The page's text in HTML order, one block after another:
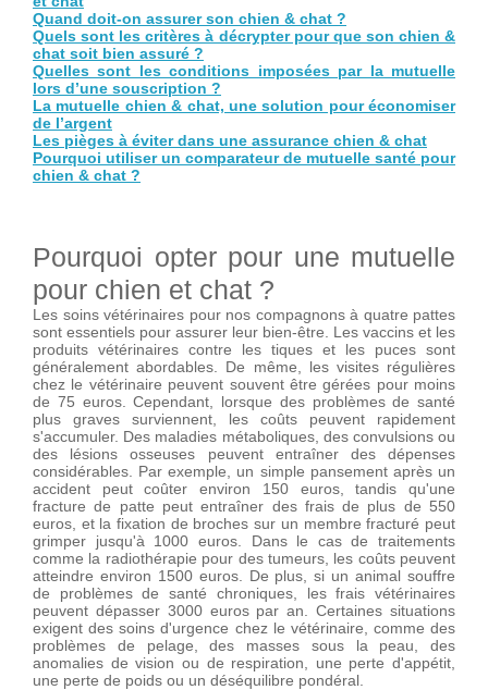
Quand doit-on assurer son chien & chat ?
Quels sont les critères à décrypter pour que son chien &
chat soit bien assuré ?
Quelles sont les conditions imposées par la mutuelle
lors d’une souscription ?
La mutuelle chien & chat, une solution pour économiser
de l’argent
Les pièges à éviter dans une assurance chien & chat
Pourquoi utiliser un comparateur de mutuelle santé pour
chien & chat ?
Pourquoi opter pour une mutuelle
pour chien et chat ?
Les soins vétérinaires pour nos compagnons à quatre pattes
sont essentiels pour assurer leur bien-être. Les vaccins et les
produits vétérinaires contre les tiques et les puces sont
généralement abordables. De même, les visites régulières
chez le vétérinaire peuvent souvent être gérées pour moins
de 75 euros. Cependant, lorsque des problèmes de santé
plus graves surviennent, les coûts peuvent rapidement
s'accumuler. Des maladies métaboliques, des convulsions ou
des lésions osseuses peuvent entraîner des dépenses
considérables. Par exemple, un simple pansement après un
accident peut coûter environ 150 euros, tandis qu'une
fracture de patte peut entraîner des frais de plus de 550
euros, et la fixation de broches sur un membre fracturé peut
grimper jusqu'à 1000 euros. Dans le cas de traitements
comme la radiothérapie pour des tumeurs, les coûts peuvent
atteindre environ 1500 euros. De plus, si un animal souffre
de problèmes de santé chroniques, les frais vétérinaires
peuvent dépasser 3000 euros par an. Certaines situations
exigent des soins d'urgence chez le vétérinaire, comme des
problèmes de pelage, des masses sous la peau, des
anomalies de vision ou de respiration, une perte d'appétit,
une perte de poids ou un déséquilibre pondéral.